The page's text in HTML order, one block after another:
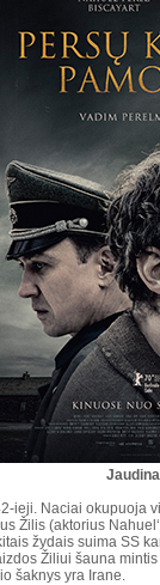
ieji. Naciai okupuoja
Žilis (aktorius
žydais suima SS
Žiliui šauna
šaknys yra Irane.